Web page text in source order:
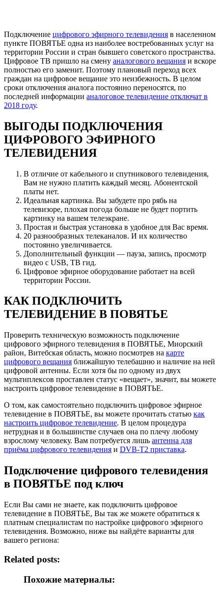
Подключение цифрового эфирного телевидения в населенном
пункте ПОВЯТЬЕ одна из наиболее востребованных услуг на
территории России и стран бывшего советского пространства.
Цифровое ТВ пришло на смену аналогового вещания и вскоре
полностью его заменит. Поэтому плановый переход всех
граждан на цифровое вещание это неизбежность. В целом
сроки отключения аналога постоянно переносятся, по
последней информации аналоговое телевидение отключат в
2018 году.
ВЫГОДЫ ПОДКЛЮЧЕНИЯ
ЦИФРОВОГО ЭФИРНОГО
ТЕЛЕВИДЕНИЯ
В отличие от кабельного и спутникового телевидения,
Вам не нужно платить каждый месяц. Абонентской
платы нет.
Идеальная картинка. Вы забудете про рябь на
телевизоре, плохая погода больше не будет портить
картинку на вашем телеэкране.
Простая и быстрая установка в удобное для Вас время.
20 разнообразных телеканалов. И их количество
постоянно увеличивается.
Дополнительный функции — пауза, запись, просмотр
видео с USB, ТВ гид.
Цифровое эфирное оборудование работает на всей
территории России.
КАК ПОДКЛЮЧИТЬ
ТЕЛЕВИДЕНИЕ В ПОВЯТЬЕ
Проверить техническую возможность подключение
цифрового эфирного телевидения в ПОВЯТЬЕ, Миорский
район, Витебская область, можно посмотрев на карте
цифрового вещания ближайшую телебашню и наличие на ней
цифровой антенны. Если хотя бы по одному из двух
мультиплексов проставлен статус «вещает», значит, вы можете
настроить цифровое телевидение в ПОВЯТЬЕ.
О том, как самостоятельно подключить цифровое эфирное
телевидение в ПОВЯТЬЕ, вы можете прочитать статью как
настроить цифровое телевидение. В целом процедура
нетрудная и в большинстве случаев она по плечу любому
взрослому человеку. Вам потребуется лишь антенна для
приёма цифрового телевидения и DVB-T2 приставка.
Подключение цифрового телевидения
в ПОВЯТЬЕ под ключ
Если Вы сами не знаете, как подключить цифровое
телевидение в ПОВЯТЬЕ, Вы так же можете обратиться к
платным специалистам по настройке цифрового эфирного
телевидения. Возможно, ниже вы найдёте варианты для
вашего региона:
Related posts:
Похожие материалы: